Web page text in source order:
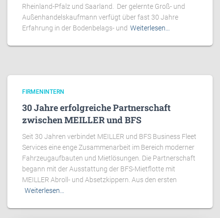
Rheinland-Pfalz und Saarland. Der gelernte Groß- und
Außenhandelskaufmann verfügt über fast 30 Jahre
Erfahrung in der Bodenbelags- und Weiterlesen…
FIRMENINTERN
30 Jahre erfolgreiche Partnerschaft
zwischen MEILLER und BFS
Seit 30 Jahren verbindet MEILLER und BFS Business Fleet
Services eine enge Zusammenarbeit im Bereich moderner
Fahrzeugaufbauten und Mietlösungen. Die Partnerschaft
begann mit der Ausstattung der BFS-Mietflotte mit
MEILLER Abroll- und Absetzkippern. Aus den ersten
Weiterlesen…